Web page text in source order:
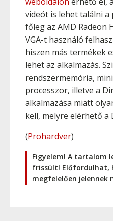
videót is lehet találni
főleg az AMD Radeon
VGA-t használó
hiszen más termékek
lehet az alkalmazás.
rendszermemória,
processzor, illetve a
alkalmazása miatt
kell, melyre elérhető a
(Prohardver)
Figyelem! A tartalom
frissült! Előfordulhat,
megfelelően jelennek